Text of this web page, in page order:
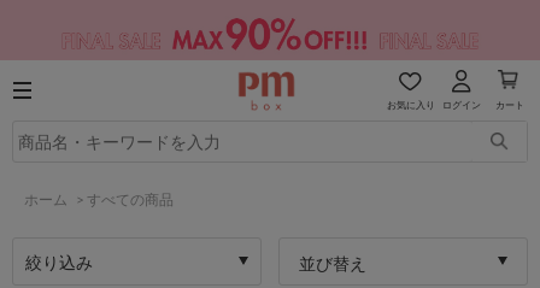
お気に入り ログイン カート
ホーム > すべての商品
絞り込み 並び替え